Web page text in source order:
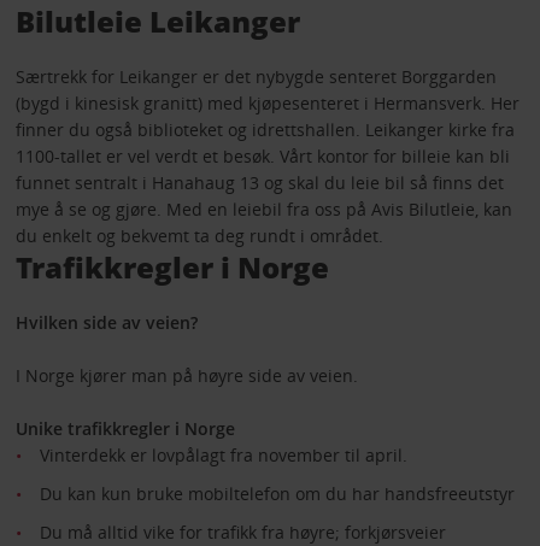
Bilutleie Leikanger
Særtrekk for Leikanger er det nybygde senteret Borggarden
(bygd i kinesisk granitt) med kjøpesenteret i Hermansverk. Her
finner du også biblioteket og idrettshallen. Leikanger kirke fra
1100-tallet er vel verdt et besøk. Vårt kontor for billeie kan bli
funnet sentralt i Hanahaug 13 og skal du leie bil så finns det
mye å se og gjøre. Med en leiebil fra oss på Avis Bilutleie, kan
du enkelt og bekvemt ta deg rundt i området.
Trafikkregler i Norge
Hvilken side av veien?
I Norge kjører man på høyre side av veien.
Unike trafikkregler i Norge
Vinterdekk er lovpålagt fra november til april.
Du kan kun bruke mobiltelefon om du har handsfreeutstyr
Du må alltid vike for trafikk fra høyre; forkjørsveier